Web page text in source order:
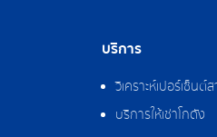
บริการ
วิเคราะห์เปอร์เซ็น
บริการให้เช่าโกดัง